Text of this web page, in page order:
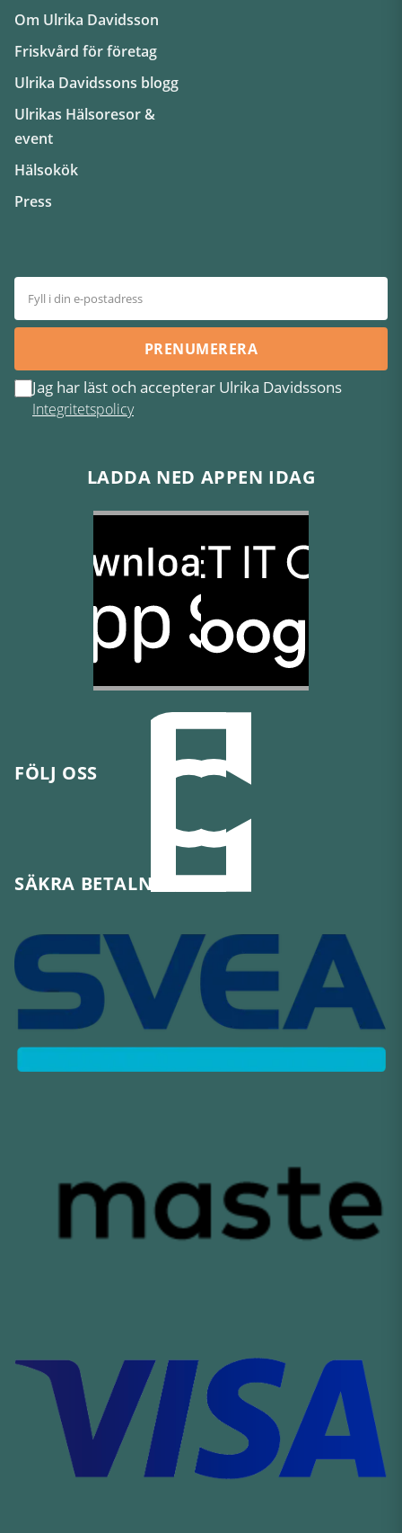
Om Ulrika Davidsson
Friskvård för företag
Ulrika Davidssons blogg
Ulrikas Hälsoresor &
event
Hälsokök
Press
PRENUMERERA
Jag har läst och accepterar Ulrika Davidssons
Integritetspolicy
LADDA NED APPEN IDAG
FÖLJ OSS
SÄKRA BETALNINGAR